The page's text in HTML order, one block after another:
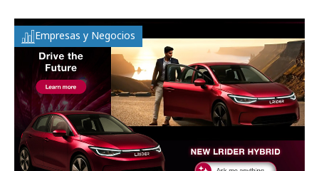
Empresas y Negocios